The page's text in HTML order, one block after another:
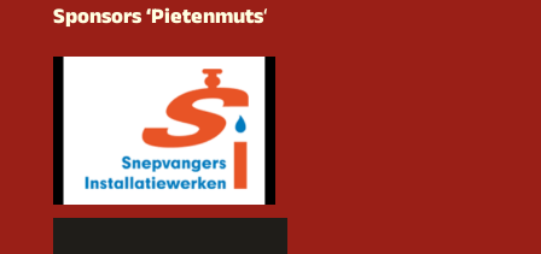
Sponsors ‘Pietenmuts‘